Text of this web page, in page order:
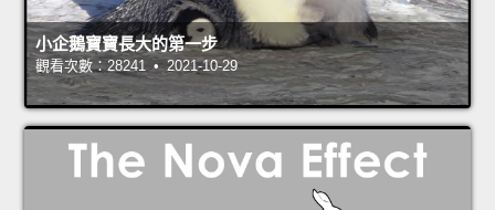
小企鵝寶寶長大的第一步
觀看次數：28241 • 2021-10-29